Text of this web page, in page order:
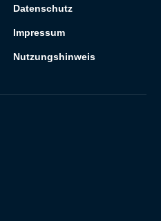
Datenschutz
Impressum
Nutzungshinweis